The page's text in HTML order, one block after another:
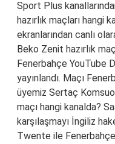
Sport Plus
hazırlık maçları hangi
ekranlarından canlı
Beko Zenit hazırlık
Fenerbahçe YouTube
yayınlandı. Maçı
üyemiz Sertaç
maçı hangi kanalda?
karşılaşmayı İngiliz
Twente ile